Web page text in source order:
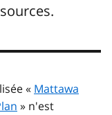
« Mattawa
» n'est